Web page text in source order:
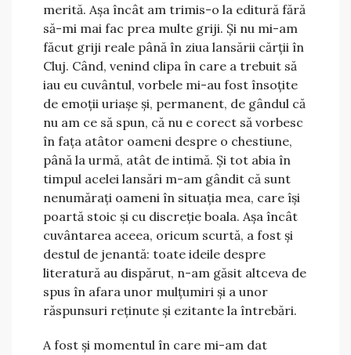
merită. Așa încât am trimis-o la editură fără
să-mi mai fac prea multe griji. Și nu mi-am
făcut griji reale până în ziua lansării cărții în
Cluj. Când, venind clipa în care a trebuit să
iau eu cuvântul, vorbele mi-au fost însoțite
de emoții uriașe și, permanent, de gândul că
nu am ce să spun, că nu e corect să vorbesc
în fața atâtor oameni despre o chestiune,
până la urmă, atât de intimă. Și tot abia în
timpul acelei lansări m-am gândit că sunt
nenumărați oameni în situația mea, care își
poartă stoic și cu discreție boala. Așa încât
cuvântarea aceea, oricum scurtă, a fost și
destul de jenantă: toate ideile despre
literatură au dispărut, n-am găsit altceva de
spus în afara unor mulțumiri și a unor
răspunsuri reținute și ezitante la întrebări.
A fost și momentul în care mi-am dat